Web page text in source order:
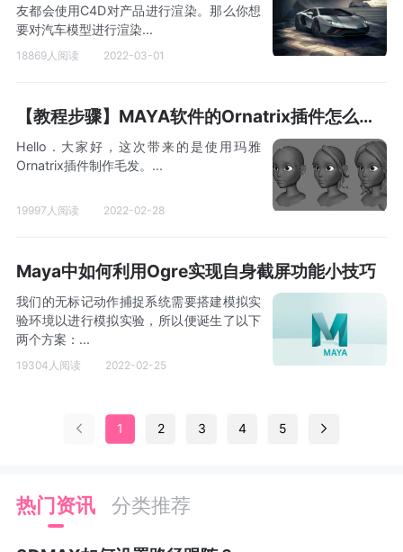
友都会使用C4D对产品进行渲染。那么你想
要对汽车模型进行渲染...
18869人阅读 2022-03-01
【教程步骤】MAYA软件的Ornatrix插件怎么制作毛发教程来啦~
Hello . 大家好，这次带来的是使用玛雅
Ornatrix插件制作毛发。...
19997人阅读 2022-02-28
Maya中如何利用Ogre实现自身截屏功能小技巧
我们的无标记动作捕捉系统需要搭建模拟实
验环境以进行模拟实验，所以便诞生了以下
两个方案：...
19304人阅读 2022-02-25
1 2 3 4 5
热门资讯 分类推荐